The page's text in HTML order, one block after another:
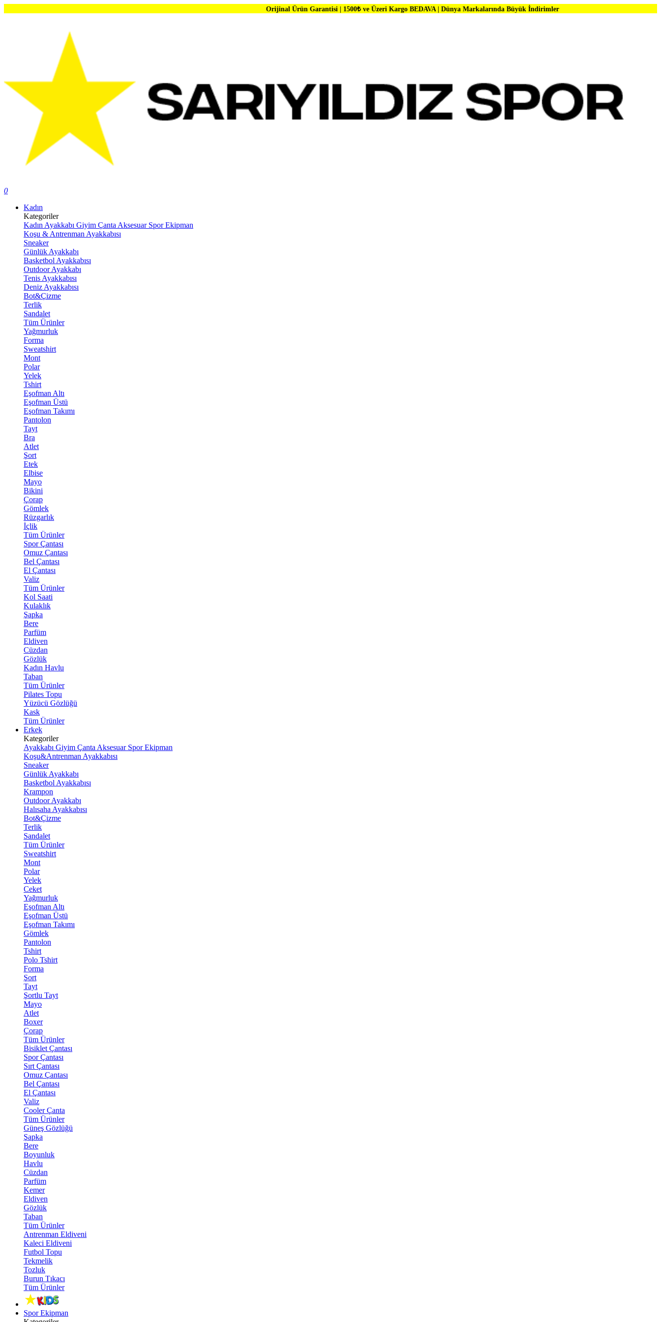
Orijinal Ürün Garantisi | 1500₺ ve Üzeri Kargo BEDAVA | Dünya Markalarında Büyük İndirimler
0
Kadın
Kategoriler
Kadın Ayakkabı Giyim Çanta Aksesuar Spor Ekipman
Koşu & Antrenman Ayakkabısı
Sneaker
Günlük Ayakkabı
Basketbol Ayakkabısı
Outdoor Ayakkabı
Tenis Ayakkabısı
Deniz Ayakkabısı
Bot&Çizme
Terlik
Sandalet
Tüm Ürünler
Yağmurluk
Forma
Sweatshirt
Mont
Polar
Yelek
Tshirt
Eşofman Altı
Eşofman Üstü
Eşofman Takımı
Pantolon
Tayt
Bra
Atlet
Şort
Etek
Elbise
Mayo
Bikini
Çorap
Gömlek
Rüzgarlık
İçlik
Tüm Ürünler
Spor Çantası
Omuz Çantası
Bel Çantası
El Çantası
Valiz
Tüm Ürünler
Kol Saati
Kulaklık
Şapka
Bere
Parfüm
Eldiven
Cüzdan
Gözlük
Kadın Havlu
Taban
Tüm Ürünler
Pilates Topu
Yüzücü Gözlüğü
Kask
Tüm Ürünler
Erkek
Kategoriler
Ayakkabı Giyim Çanta Aksesuar Spor Ekipman
Koşu&Antrenman Ayakkabısı
Sneaker
Günlük Ayakkabı
Basketbol Ayakkabısı
Krampon
Outdoor Ayakkabı
Halısaha Ayakkabısı
Bot&Çizme
Terlik
Sandalet
Tüm Ürünler
Sweatshirt
Mont
Polar
Yelek
Ceket
Yağmurluk
Eşofman Altı
Eşofman Üstü
Eşofman Takımı
Gömlek
Pantolon
Tshirt
Polo Tshirt
Forma
Şort
Tayt
Şortlu Tayt
Mayo
Atlet
Boxer
Çorap
Tüm Ürünler
Bisiklet Çantası
Spor Çantası
Sırt Çantası
Omuz Çantası
Bel Çantası
El Çantası
Valiz
Cooler Çanta
Tüm Ürünler
Güneş Gözlüğü
Şapka
Bere
Boyunluk
Havlu
Cüzdan
Parfüm
Kemer
Eldiven
Gözlük
Taban
Tüm Ürünler
Antrenman Eldiveni
Kaleci Eldiveni
Futbol Topu
Tekmelik
Tozluk
Burun Tıkacı
Tüm Ürünler
Spor Ekipman